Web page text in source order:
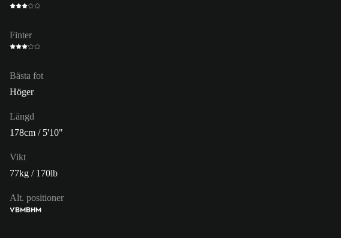
Finter
Bästa fot
Höger
Längd
178cm / 5'10"
Vikt
77kg / 170lb
Alt. positioner
VBMBHM